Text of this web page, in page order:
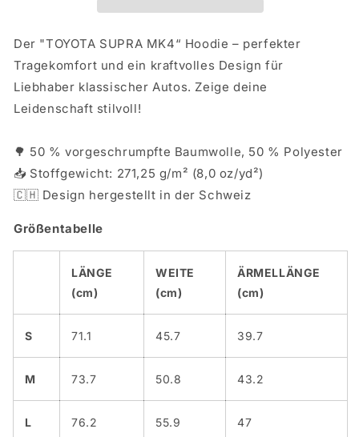
Der "TOYOTA SUPRA MK4“ Hoodie – perfekter
Tragekomfort und ein kraftvolles Design für
Liebhaber klassischer Autos. Zeige deine
Leidenschaft stilvoll!
🌳 50 % vorgeschrumpfte Baumwolle, 50 % Polyester
📥 Stoffgewicht: 271,25 g/m² (8,0 oz/yd²)
🇨🇭 Design hergestellt in der Schweiz
Größentabelle
LÄNGE
(cm)
WEITE
(cm)
ÄRMELLÄNGE
(cm)
S 71.1 45.7 39.7
M 73.7 50.8 43.2
L 76.2 55.9 47